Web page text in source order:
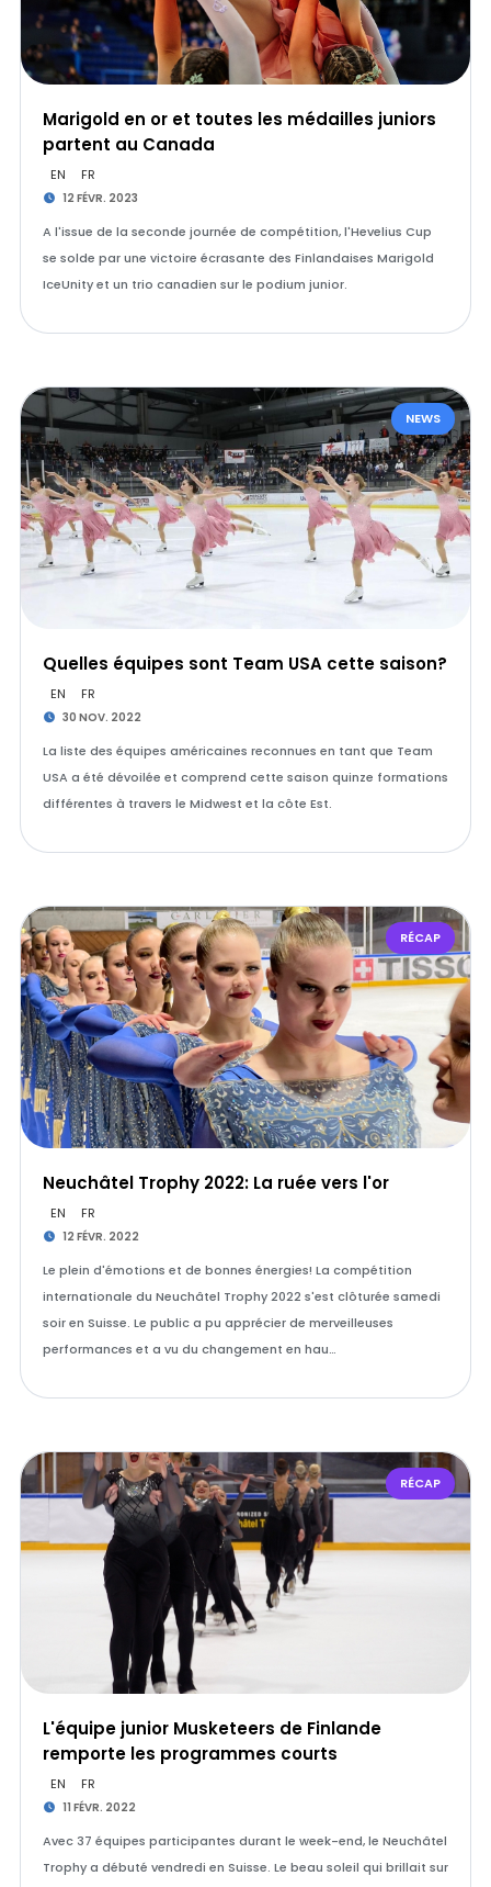
Marigold en or et toutes les médailles juniors
partent au Canada
EN FR
12 FÉVR. 2023
A l'issue de la seconde journée de compétition, l'Hevelius Cup
se solde par une victoire écrasante des Finlandaises Marigold
IceUnity et un trio canadien sur le podium junior.
NEWS
Quelles équipes sont Team USA cette saison?
EN FR
30 NOV. 2022
La liste des équipes américaines reconnues en tant que Team
USA a été dévoilée et comprend cette saison quinze formations
différentes à travers le Midwest et la côte Est.
RÉCAP
Neuchâtel Trophy 2022: La ruée vers l'or
EN FR
12 FÉVR. 2022
Le plein d'émotions et de bonnes énergies! La compétition
internationale du Neuchâtel Trophy 2022 s'est clôturée samedi
soir en Suisse. Le public a pu apprécier de merveilleuses
performances et a vu du changement en hau…
RÉCAP
L'équipe junior Musketeers de Finlande
remporte les programmes courts
EN FR
11 FÉVR. 2022
Avec 37 équipes participantes durant le week-end, le Neuchâtel
Trophy a débuté vendredi en Suisse. Le beau soleil qui brillait sur